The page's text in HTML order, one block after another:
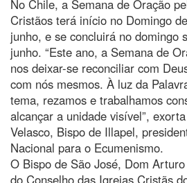
No Chile, a Semana de Oração
Cristãos terá início no Domingo
junho, e se concluirá no domingo
junho. “Este ano, a Semana de
nos deixar-se reconciliar com
com nós mesmos. À luz da
tema, rezamos e trabalhamos
alcançar a unidade visível”,
Velasco, Bispo de Illapel,
Nacional para o Ecumenismo.
O Bispo de São José, Dom
do Conselho das Igrejas Cristãs